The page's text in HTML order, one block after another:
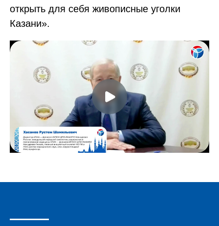
открыть для себя живописные уголки
Казани».